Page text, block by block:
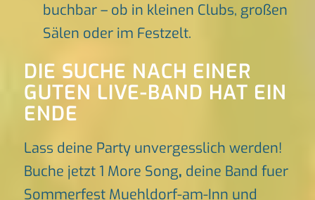
buchbar – ob in kleinen Clubs, großen
Sälen oder im Festzelt.
DIE SUCHE NACH EINER
GUTEN LIVE-BAND HAT EIN
ENDE
Lass deine Party unvergesslich werden!
Buche jetzt 1 More Song, deine Band fuer
Sommerfest Muehldorf-am-Inn und